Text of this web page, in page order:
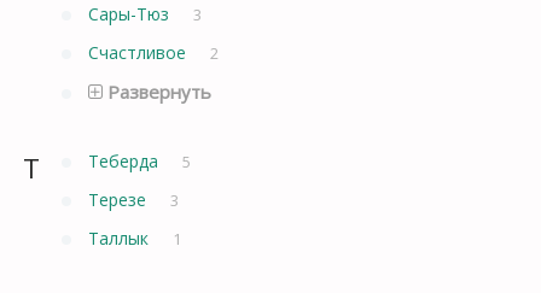
Сары-Тюз 3
Счастливое 2
Развернуть
Т Теберда 5
Терезе 3
Таллык 1